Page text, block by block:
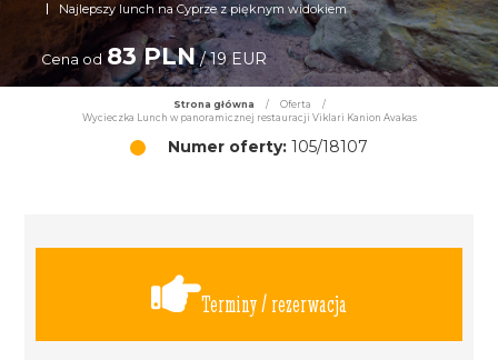
Najlepszy lunch na Cyprze z pięknym widokiem
Cena od 83 PLN/ 19 EUR
Strona główna / Oferta
/
Wycieczka Lunch w panoramicznej restauracji Viklari Kanion Avakas
Numer oferty: 105/18107
Terminy / rezerwacja